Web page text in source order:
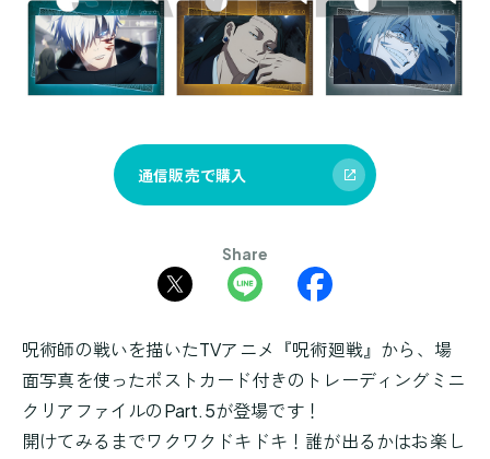
通信販売で購入
Share
呪術師の戦いを描いたTVアニメ『呪術廻戦』から、場
面写真を使ったポストカード付きのトレーディングミニ
クリアファイルのPart.5が登場です！
開けてみるまでワクワクドキドキ！誰が出るかはお楽し